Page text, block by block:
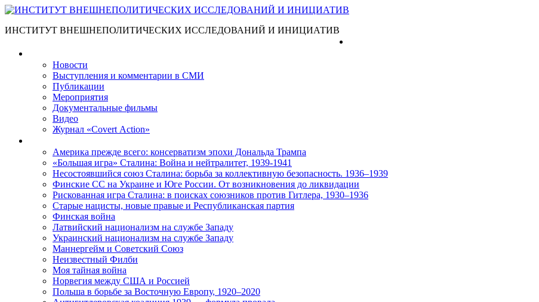
ИНСТИТУТ ВНЕШНЕПОЛИТИЧЕСКИХ ИССЛЕДОВАНИЙ И ИНИЦИАТИВ
Новости
Выступления и коммента­рии в СМИ
Публикации
Мероприятия
Документальные фильмы
Видео
Журнал «Covert Action»
Америка прежде всего: консерватизм эпохи Дональда Трампа
«Большая игра» Сталина: Война и нейтралитет, 1939-1941
Несостоявшийся союз Сталина: борьба за коллективную безопасность. 1936–1939
Финские СС на Украине и Юге России. От возникновения до ликвидации
Рискованная игра Сталина: в поисках союзников против Гитлера, 1930–1936
Старые нацисты, новые правые и Республиканская партия
Финская война
Латвийский национализм на службе Западу
Украинский национализм на службе Западу
Маннергейм и Советский Союз
Неизвестный Филби
Моя тайная война
Норвегия между США и Россией
Польша в борьбе за Восточную Европу, 1920–2020